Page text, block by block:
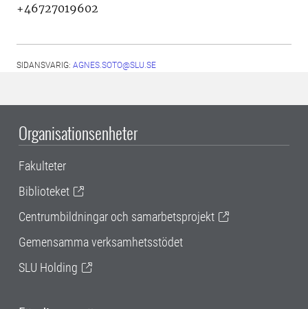
+46727019602
SIDANSVARIG: AGNES.SOTO@SLU.SE
Organisationsenheter
Fakulteter
Biblioteket
Centrumbildningar och samarbetsprojekt
Gemensamma verksamhetsstödet
SLU Holding